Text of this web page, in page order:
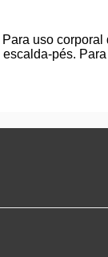
Para uso
escalda-pés.